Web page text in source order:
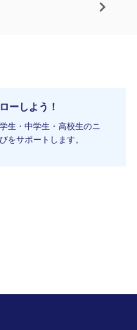
ーしよう！
生・中学生・高校生のニ
をサポートします。